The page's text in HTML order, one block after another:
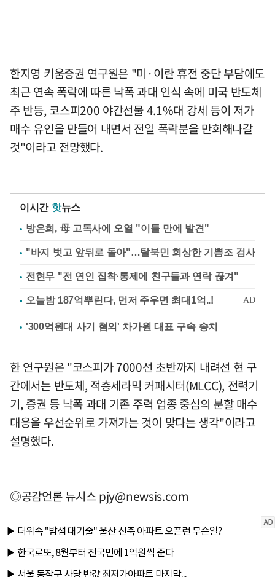
한지영 키움증권 연구원은 "미·이란 휴전 중단 부담에도
최근 연속 폭락에 따른 낙폭 과대 인식 속에 미국 반도체
주 반등, 코스피200 야간선물 4.1%대 강세 등이 저가
매수 유인을 만들어 내면서 전일 폭락분을 만회해나갈
것"이라고 전망했다.
이시간 핫뉴스
방은희, 母 고독사에 오열 "이틀 만에 발견"
"바지 벗고 앞뒤로 돌아"…탈북민 회상한 기쁨조 검사
전현무 "전 연인 집착·통제에 친구들과 연락 끊겨"
'300억원대 사기 혐의' 차가원 대표 구속 송치
한 연구원은 "코스피가 7000선 초반까지 내려선 현 구
간에서는 반도체, 적층세라믹 커패시터(MLCC), 전력기
기, 증권 등 낙폭 과대 기존 주력 업종 중심의 분할 매수
대응을 우선순위로 가져가는 것이 맞다는 생각"이라고
설명했다.
◎공감언론 뉴시스pjy@newsis.com